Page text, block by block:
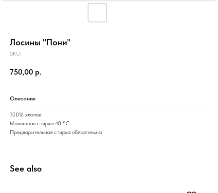
Лосины "Пони"
SKU:
750,00 р.
Описание
100% хлопок
Машинная стирка 40 °C
Предварительная стирка обязательна
See also